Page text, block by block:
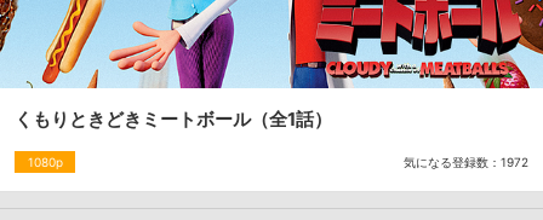
くもりときどきミートボール（全1話）
1080p 気になる登録数： 1972